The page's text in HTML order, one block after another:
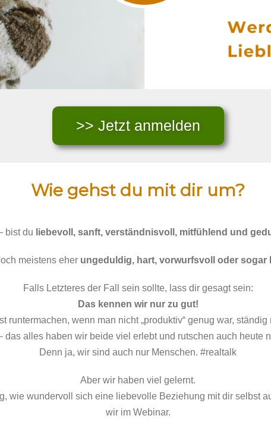
>> Jetzt anmelden
Wie gehst du mit dir um?
bist du liebevoll, sanft, verständnisvoll, mitfühlend und
meistens eher ungeduldig, hart, vorwurfsvoll oder sogar
Falls Letzteres der Fall sein sollte, lass dir gesagt sein:
Das kennen wir nur zu gut!
runtermachen, wenn man nicht „produktiv“ genug war,
das alles haben wir beide viel erlebt und rutschen auch heute
Denn ja, wir sind auch nur Menschen. #realtalk
Aber wir haben viel gelernt.
wie wundervoll sich eine liebevolle Beziehung mit dir selbst
wir im Webinar.